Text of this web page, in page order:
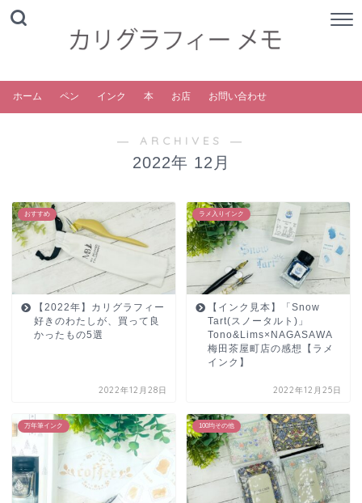
ホーム ペン インク 本 お店 お問い合わせ
― ARCHIVES ―
2022年 12月
おすすめ
【2022年】カリグラフィー
好きのわたしが、買って良
かったもの5選
2022年12月28日
ラメ入りインク
【インク見本】「Snow
Tart(スノータルト)」
Tono&Lims×NAGASAWA
梅田茶屋町店の感想【ラメ
インク】
2022年12月25日
万年筆インク 100均その他